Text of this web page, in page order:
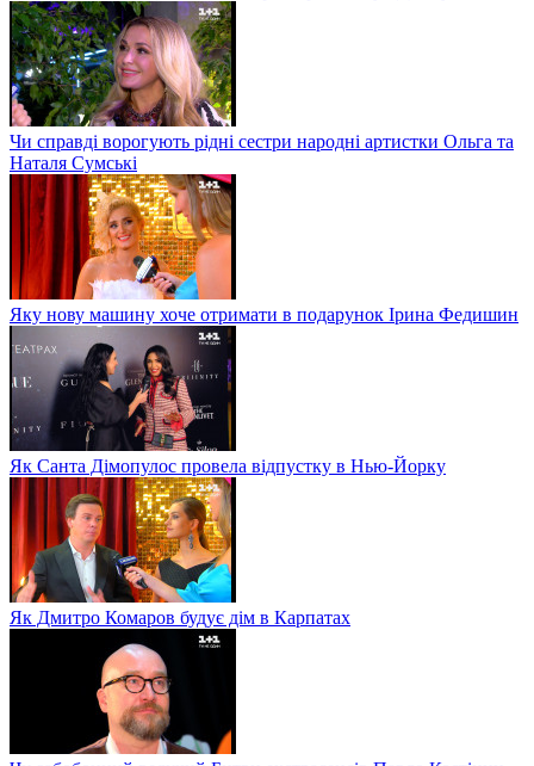
Чи справді ворогують рідні сестри народні артистки Ольга та
Наталя Сумські
Яку нову машину хоче отримати в подарунок Ірина Федишин
Як Санта Дімопулос провела відпустку в Нью-Йорку
Як Дмитро Комаров будує дім в Карпатах